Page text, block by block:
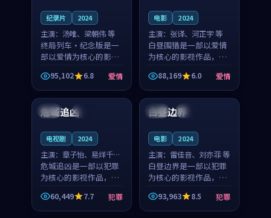
纪录片 2024
主演： 汤唯、梁朝伟 等
终局列车·纪念版是一
部以爱情为核心的影视
作品，围绕危机、反转
与人物成长展开，整体
节奏紧凑，值得推荐观
看。
95,102 6.8 爱情
电影 2024
主演： 张译、河正宇 等
白昼围猎是一部以爱情
为核心的影视作品，围
绕危机、反转与人物成
长展开，整体节奏紧
凑，值得推荐观看。
88,169 6.0 爱情
韩国 4K
危城追凶
电视剧 2024
主演： 章子怡、易烊千玺
等
危城追凶是一部以犯罪
为核心的影视作品，围
绕危机、反转与人物成
长展开，整体节奏紧
凑，值得推荐观看。
60,449 7.7 犯罪
泰国 院线
白昼边界
电影 2024
主演： 雷佳音、刘亦菲 等
白昼边界是一部以犯罪
为核心的影视作品，围
绕危机、反转与人物成
长展开，整体节奏紧
凑，值得推荐观看。
93,963 8.5 犯罪